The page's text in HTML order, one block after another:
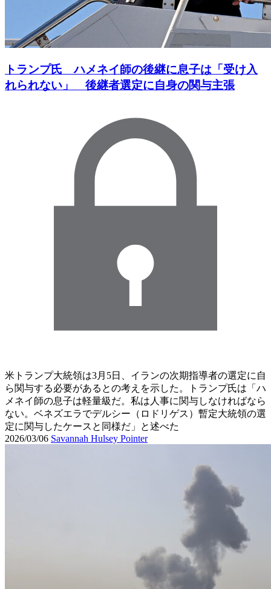
トランプ氏 ハメネイ師の後継に息子は「受け入
れられない」 後継者選定に自身の関与主張
米トランプ大統領は3月5日、イランの次期指導者の選定に自
ら関与する必要があるとの考えを示した。トランプ氏は「ハ
メネイ師の息子は軽量級だ。私は人事に関与しなければなら
ない。ベネズエラでデルシー（ロドリゲス）暫定大統領の選
定に関与したケースと同様だ」と述べた
2026/03/06 Savannah Hulsey Pointer